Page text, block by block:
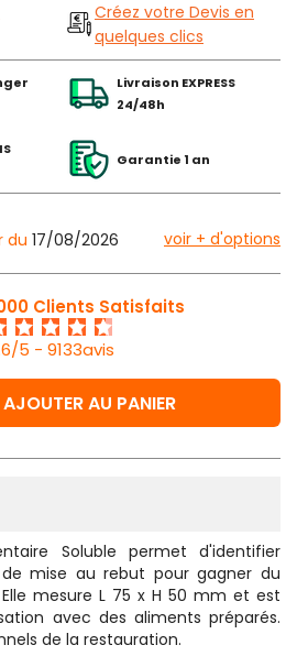
Créez votre Devis en
quelques clics
Livraison EXPRESS
24/48h
Garantie 1 an
du 17/08/2026 voir + d'options
Clients Satisfaits
5 - 9133avis
AJOUTER AU PANIER
Soluble permet d'identifier
mise au rebut pour gagner du
mesure L 75 x H 50 mm et est
avec des aliments préparés.
de la restauration.